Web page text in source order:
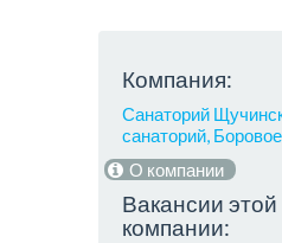
Компания:
Санаторий
санаторий, Боровое
О компании
Вакансии этой
компании: